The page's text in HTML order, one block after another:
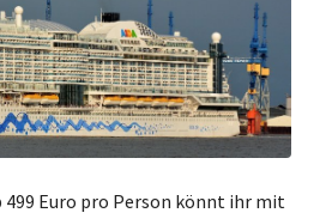
Euro pro Person könnt ihr mit